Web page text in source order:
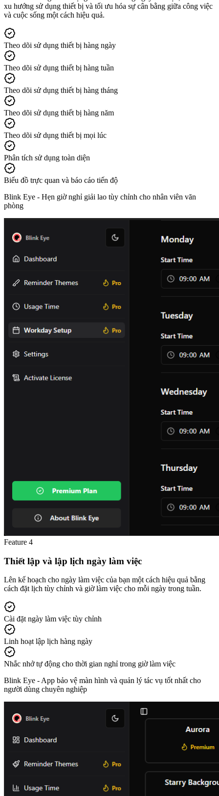
xu hướng sử dụng thiết bị và tối ưu hóa sự cân bằng giữa công việc
và cuộc sống một cách hiệu quả.
Theo dõi sử dụng thiết bị hàng ngày
Theo dõi sử dụng thiết bị hàng tuần
Theo dõi sử dụng thiết bị hàng tháng
Theo dõi sử dụng thiết bị hàng năm
Theo dõi sử dụng thiết bị mọi lúc
Phân tích sử dụng toàn diện
Biểu đồ trực quan và báo cáo tiến độ
Blink Eye - Hẹn giờ nghỉ giải lao tùy chỉnh cho nhân viên văn
phòng
Feature 4
Thiết lập và lập lịch ngày làm việc
Lên kế hoạch cho ngày làm việc của bạn một cách hiệu quả bằng
cách đặt lịch tùy chỉnh và giờ làm việc cho mỗi ngày trong tuần.
Cài đặt ngày làm việc tùy chỉnh
Linh hoạt lập lịch hàng ngày
Nhắc nhở tự động cho thời gian nghỉ trong giờ làm việc
Blink Eye - App bảo vệ màn hình và quản lý tác vụ tốt nhất cho
người dùng chuyên nghiệp